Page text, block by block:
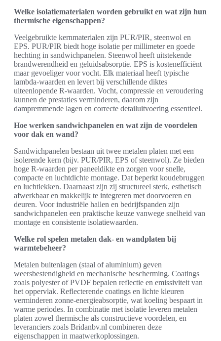
Welke isolatiematerialen worden gebruikt en wat zijn hun
thermische eigenschappen?
Veelgebruikte kernmaterialen zijn PUR/PIR, steenwol en
EPS. PUR/PIR biedt hoge isolatie per millimeter en goede
hechting in sandwichpanelen. Steenwol heeft uitstekende
brandwerendheid en geluidsabsorptie. EPS is kostenefficiënt
maar gevoeliger voor vocht. Elk materiaal heeft typische
lambda-waarden en levert bij verschillende diktes
uiteenlopende R-waarden. Vocht, compressie en veroudering
kunnen de prestaties verminderen, daarom zijn
dampremmende lagen en correcte detailuitvoering essentieel.
Hoe werken sandwichpanelen en wat zijn de voordelen
voor dak en wand?
Sandwichpanelen bestaan uit twee metalen platen met een
isolerende kern (bijv. PUR/PIR, EPS of steenwol). Ze bieden
hoge R-waarden per paneeldikte en zorgen voor snelle,
compacte en luchtdichte montage. Dat beperkt koudebruggen
en luchtlekken. Daarnaast zijn zij structureel sterk, esthetisch
afwerkbaar en makkelijk te integreren met doorvoeren en
deuren. Voor industriële hallen en bedrijfspanden zijn
sandwichpanelen een praktische keuze vanwege snelheid van
montage en consistente isolatiewaarden.
Welke rol spelen metalen dak- en wandplaten bij
warmtebeheer?
Metalen buitenlagen (staal of aluminium) geven
weersbestendigheid en mechanische bescherming. Coatings
zoals polyester of PVDF bepalen reflectie en emissiviteit van
het oppervlak. Reflecterende coatings en lichte kleuren
verminderen zonne-energieabsorptie, wat koeling bespaart in
warme periodes. In combinatie met isolatie leveren metalen
platen zowel thermische als constructieve voordelen, en
leveranciers zoals Bridanbv.nl combineren deze
eigenschappen in maatwerkoplossingen.